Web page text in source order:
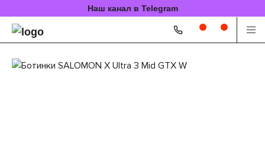
Наш канал в Telegram